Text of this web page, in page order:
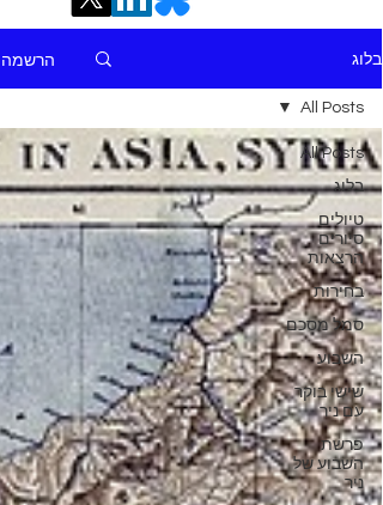
בלוג הרשמה
All Posts
בלוג
טיולים
סיורים
הרצאות
בחירות
סמל מסכם
השבוע
שישי בוקר
עם ניר
פרשת
השבוע של
ניר
All Posts